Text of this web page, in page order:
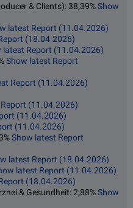
& Clients): 38,39%Show
latest Report (11.04.2026)
(18.04.2026)
latest Report (11.04.2026)
Show latest Report
Report (11.04.2026)
(11.04.2026)
(11.04.2026)
(11.04.2026)
Show latest Report
latest Report (18.04.2026)
latest Report (11.04.2026)
(18.04.2026)
& Gesundheit: 2,88%Show